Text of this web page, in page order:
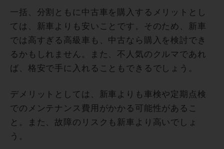
一括、分割ともに中古車を購入するメリットとし
ては、新車よりも安いことです。そのため、新車
では高すぎる高級車も、中古なら購入を検討でき
るかもしれません。また、不人気のクルマであれ
ば、格安で手に入れることもできるでしょう。
デメリットとしては、新車よりも車検や定期点検
でのメンテナンス費用がかかる可能性があるこ
と。また、故障のリスクも新車より高いでしょ
う。